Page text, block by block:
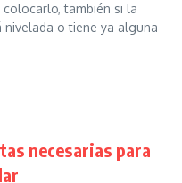
también si la
nivelada o tiene ya alguna
necesarias para